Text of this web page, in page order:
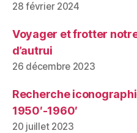
28 février 2024
Voyager et frotter
d’autrui
26 décembre 2023
Recherche
1950′-1960′
20 juillet 2023